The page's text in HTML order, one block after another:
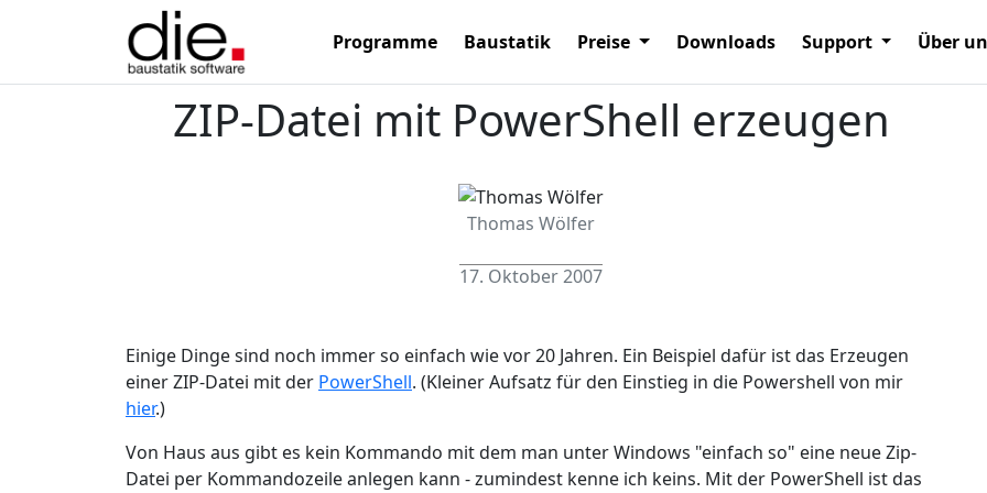
Programme Baustatik Preise Downloads Support Über
ZIP-Datei mit PowerShell erzeugen
Thomas Wölfer
17. Oktober 2007
Einige Dinge sind noch immer so einfach wie vor 20 Jahren. Ein Beispiel dafür ist das Erzeugen
einer ZIP-Datei mit der PowerShell. (Kleiner Aufsatz für den Einstieg in die Powershell von mir
hier.)
Von Haus aus gibt es kein Kommando mit dem man unter Windows "einfach so" eine neue Zip-
Datei per Kommandozeile anlegen kann - zumindest kenne ich keins. Mit der PowerShell ist das